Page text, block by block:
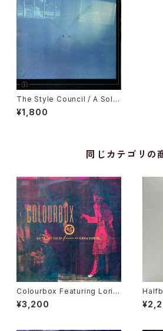
The Style Council / A Solid
Bond In Your Heart
¥1,800
同じカテゴリの
Colourbox Featuring Lorita
Grahame / Baby I Love You
So
¥3,200